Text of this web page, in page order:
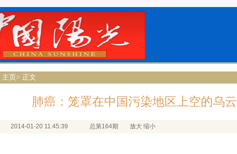
主页 > 正文
肺癌：笼罩在中国污染地区上空的乌云
2014-01-20 11:45:39 总第164期 放大 缩小